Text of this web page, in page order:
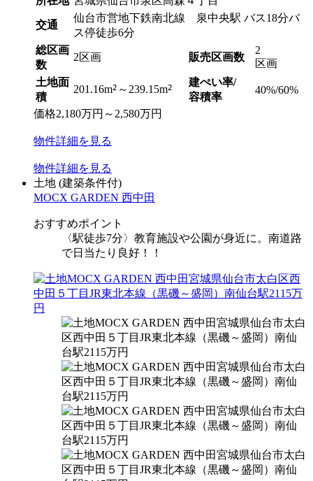
交通
仙台市営地下鉄南北線 泉中央駅 バス18分バ
ス停徒歩6分
総区画
数
2区画 販売区画数
2
区画
土地面
積
201.16m2 ～239.15m2
建ぺい率/
容積率
40%/60%
価格2,180万円 ～2,580万円
物件詳細を見る
物件詳細を見る
土地 (建築条件付)
MOCX GARDEN 西中田
おすすめポイント
〈駅徒歩7分〉教育施設や公園が身近に。南道路
で日当たり良好！！